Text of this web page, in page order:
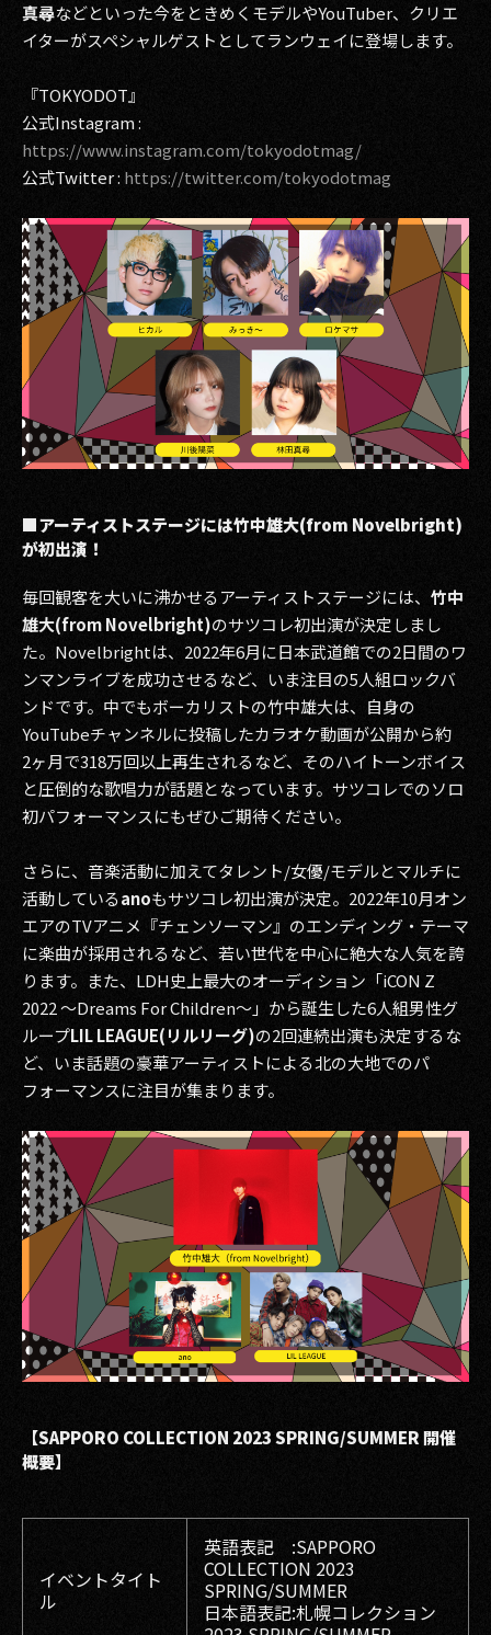
真尋などといった今をときめくモデルやYouTuber、クリエ
イターがスペシャルゲストとしてランウェイに登場します。
『TOKYODOT』
公式Instagram :
https://www.instagram.com/tokyodotmag/
公式Twitter : https://twitter.com/tokyodotmag
■アーティストステージには竹中雄大(from Novelbright)
が初出演！
毎回観客を大いに沸かせるアーティストステージには、 竹中
雄大(from Novelbright)のサツコレ初出演が決定しまし
た。Novelbrightは、2022年6月に日本武道館での2日間のワ
ンマンライブを成功させるなど、いま注目の5人組ロックバ
ンドです。中でもボーカリストの竹中雄大は、自身の
YouTubeチャンネルに投稿したカラオケ動画が公開から約
2ヶ月で318万回以上再生されるなど、そのハイトーンボイス
と圧倒的な歌唱力が話題となっています。サツコレでのソロ
初パフォーマンスにもぜひご期待ください。
さらに、音楽活動に加えてタレント/女優/モデルとマルチに
活動しているanoもサツコレ初出演が決定。2022年10月オン
エアのTVアニメ『チェンソーマン』のエンディング・テーマ
に楽曲が採用されるなど、若い世代を中心に絶大な人気を誇
ります。また、LDH史上最大のオーディション「iCON Z
2022 ～Dreams For Children～」から誕生した6人組男性グ
ループLIL LEAGUE(リルリーグ)の2回連続出演も決定するな
ど、いま話題の豪華アーティストによる北の大地でのパ
フォーマンスに注目が集まります。
【SAPPORO COLLECTION 2023 SPRING/SUMMER 開催
概要】
イベントタイト
ル
英語表記 :SAPPORO
COLLECTION 2023
SPRING/SUMMER
日本語表記:札幌コレクション